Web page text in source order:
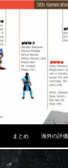
まとめ 海外の評価